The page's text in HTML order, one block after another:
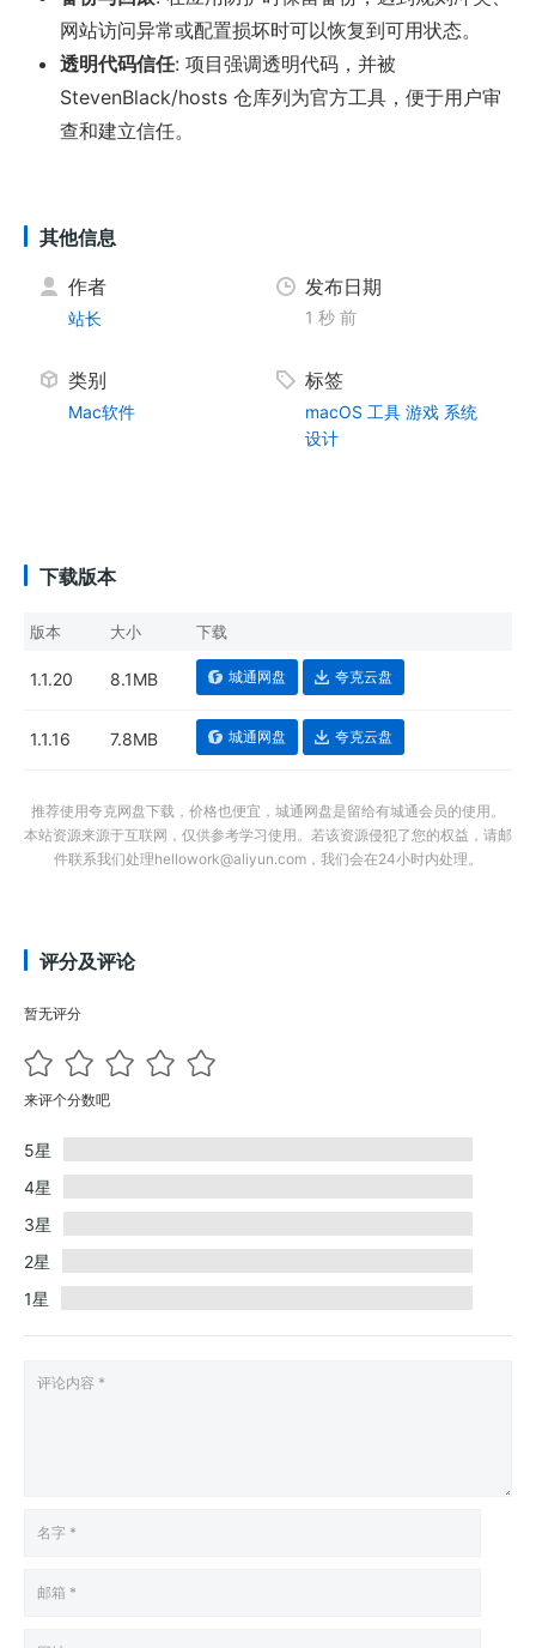
网站访问异常或配置损坏时可以恢复到可用状态。
透明代码信任: 项目强调透明代码，并被
StevenBlack/hosts 仓库列为官方工具，便于用户审
查和建立信任。
其他信息
作者
站长
发布日期
1 秒 前
类别
Mac软件
标签
macOS 工具 游戏 系统
设计
下载版本
版本 大小 下载
1.1.20 8.1MB 城通网盘 夸克云盘
1.1.16 7.8MB 城通网盘 夸克云盘
推荐使用夸克网盘下载，价格也便宜，城通网盘是留给有城通会员的使用。
本站资源来源于互联网，仅供参考学习使用。若该资源侵犯了您的权益，请邮
件联系我们处理hellowork@aliyun.com，我们会在24小时内处理。
评分及评论
暂无评分
来评个分数吧
5星
4星
3星
2星
1星